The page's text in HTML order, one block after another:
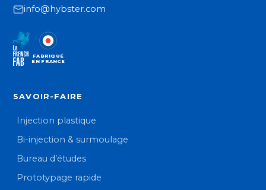
info@hybster.com
FABRIQUÉ
EN FRANCE
SAVOIR-FAIRE
Injection plastique
Bi-injection & surmoulage
Bureau d’études
Prototypage rapide